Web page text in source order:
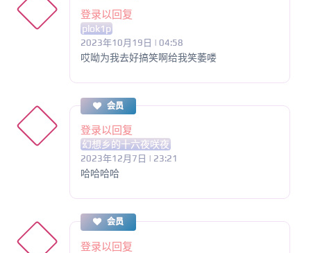
登录以回复
plok1p
2023年10月19日 | 04:58
哎呦为我去好搞笑啊给我笑萎喽
会员
登录以回复
幻想乡的十六夜咲夜
2023年12月7日 | 23:21
哈哈哈哈
会员
登录以回复